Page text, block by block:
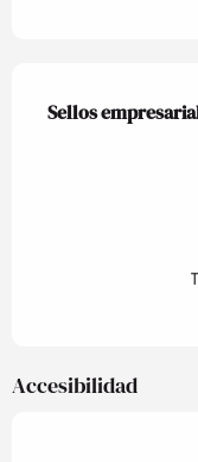
Oferta
Sellos
Sellos
Accesibilidad